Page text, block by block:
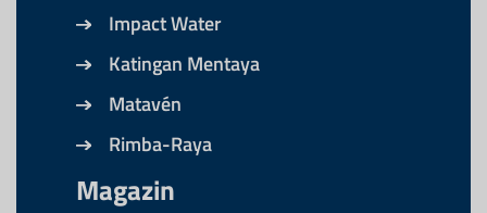
Impact Water
Katingan Mentaya
Matavén
Rimba-Raya
Magazin